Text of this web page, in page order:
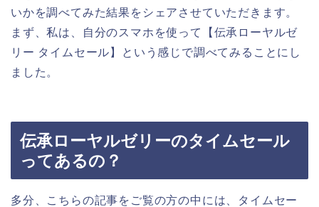
いかを調べてみた結果をシェアさせていただきます。
まず、私は、自分のスマホを使って【伝承ローヤルゼ
リー タイムセール】という感じで調べてみることにし
ました。
伝承ローヤルゼリーのタイムセール
ってあるの？
多分、こちらの記事をご覧の方の中には、タイムセー